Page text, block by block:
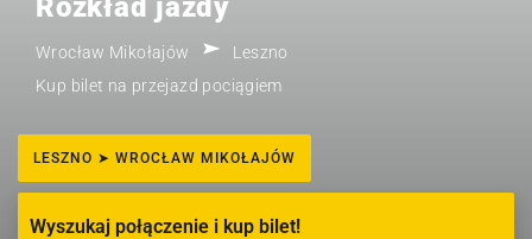
Rozkład jazdy
Wrocław Mikołajów
Leszno
Kup bilet na przejazd pociągiem
LESZNO ➤ WROCŁAW MIKOŁAJÓW
Wyszukaj połączenie i kup bilet!